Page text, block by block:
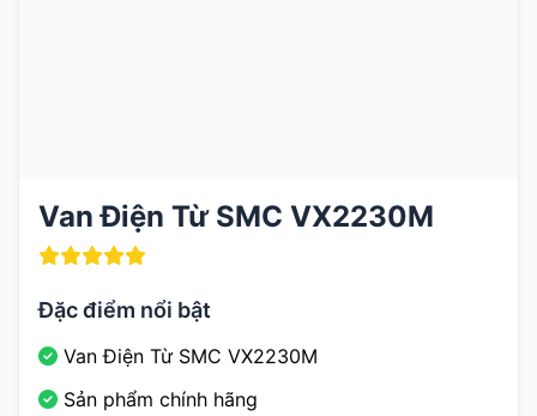
Van Điện Từ SMC VX2230M
Đặc điểm nổi bật
Van Điện Từ SMC VX2230M
Sản phẩm chính hãng